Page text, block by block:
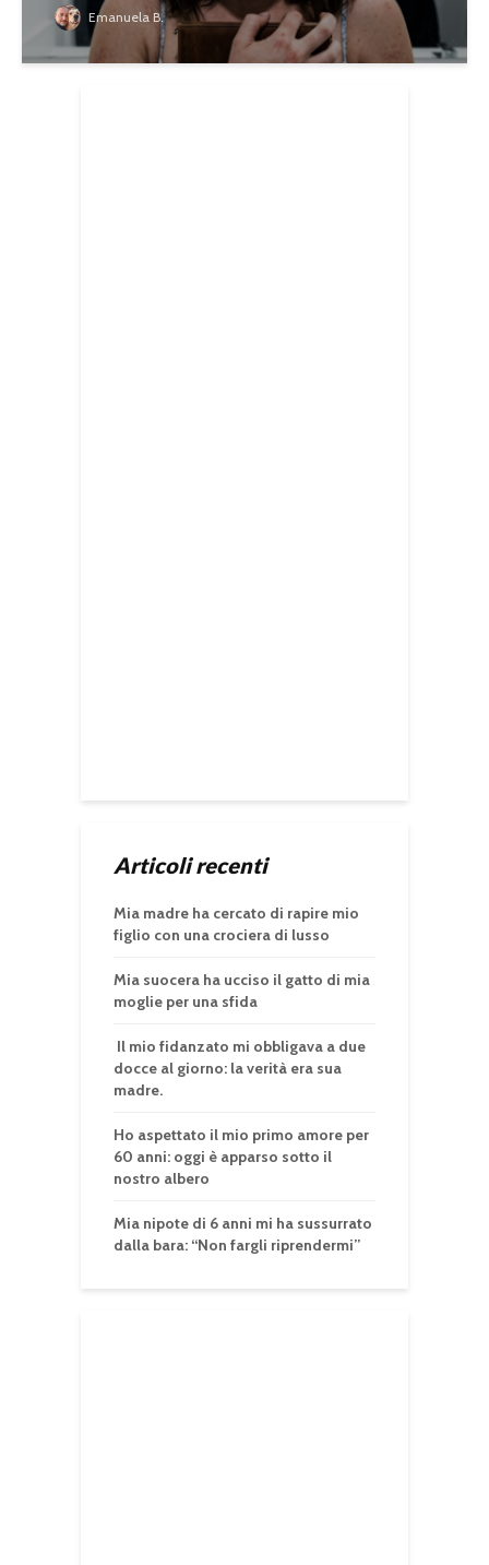
Emanuela B.
Articoli recenti
Mia madre ha cercato di rapire mio
figlio con una crociera di lusso
Mia suocera ha ucciso il gatto di mia
moglie per una sfida
Il mio fidanzato mi obbligava a due
docce al giorno: la verità era sua
madre.
Ho aspettato il mio primo amore per
60 anni: oggi è apparso sotto il
nostro albero
Mia nipote di 6 anni mi ha sussurrato
dalla bara: “Non fargli riprendermi”